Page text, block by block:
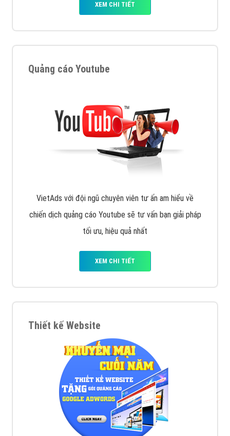
XEM CHI TIẾT
Quảng cáo Youtube
VietAds với đội ngũ chuyên viên tư ấn am hiểu về
chiến dịch quảng cáo Youtube sẽ tư vấn bạn giải pháp
tối ưu, hiệu quả nhất
XEM CHI TIẾT
Thiết kế Website